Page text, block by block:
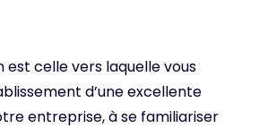
celle vers laquelle vous
d’une excellente
entreprise, à se familiariser